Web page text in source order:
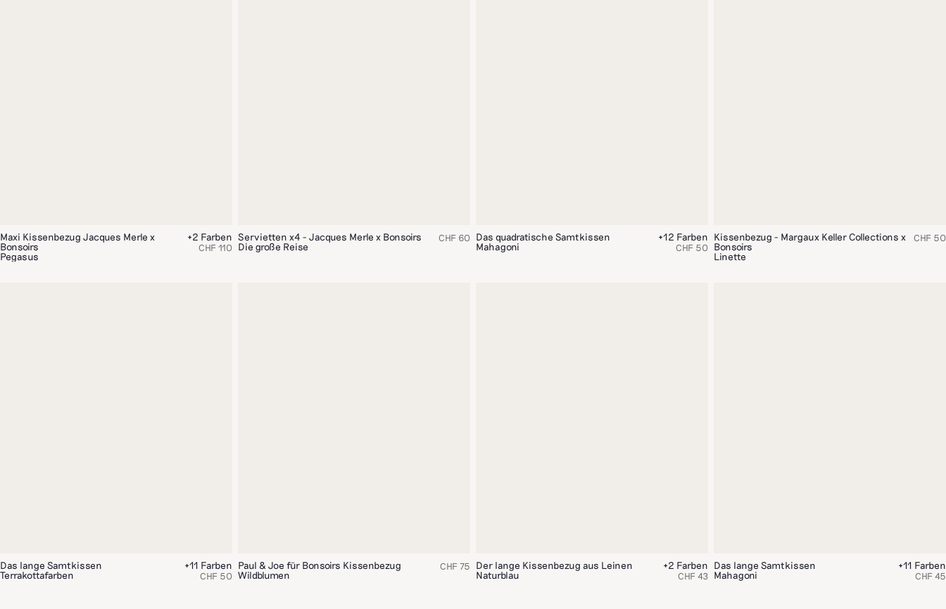
Maxi Kissenbezug Jacques Merle x
Bonsoirs
Pegasus
+2 Farben
CHF 110
Servietten x4 - Jacques Merle x Bonsoirs
Die große Reise
CHF 60 Das quadratische Samtkissen
Mahagoni
+12 Farben
CHF 50
Kissenbezug - Margaux Keller Collections x
Bonsoirs
Linette
CHF 50
Das lange Samtkissen
Terrakottafarben
+11 Farben
CHF 50
Paul & Joe für Bonsoirs Kissenbezug
Wildblumen
CHF 75
Der lange Kissenbezug aus Leinen
Naturblau
+2 Farben
CHF 43
Das lange Samtkissen
Mahagoni
+11 Farben
CHF 45